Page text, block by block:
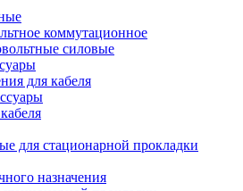
коммутационное
силовые
для кабеля
для стационарной прокладки
назначения